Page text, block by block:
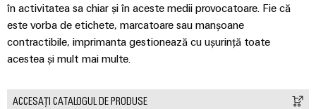
rapidă
în activitatea sa chiar și în aceste medii provocatoare. Fie că
este vorba de etichete, marcatoare sau manșoane
contractibile, imprimanta gestionează cu ușurință toate
acestea și mult mai multe.
ACCESAȚI CATALOGUL DE PRODUSE